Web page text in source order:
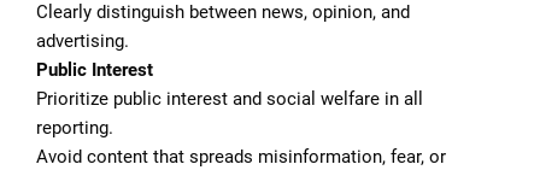
Clearly distinguish between news, opinion, and
advertising.
Public Interest
Prioritize public interest and social welfare in all
reporting.
Avoid content that spreads misinformation, fear, or